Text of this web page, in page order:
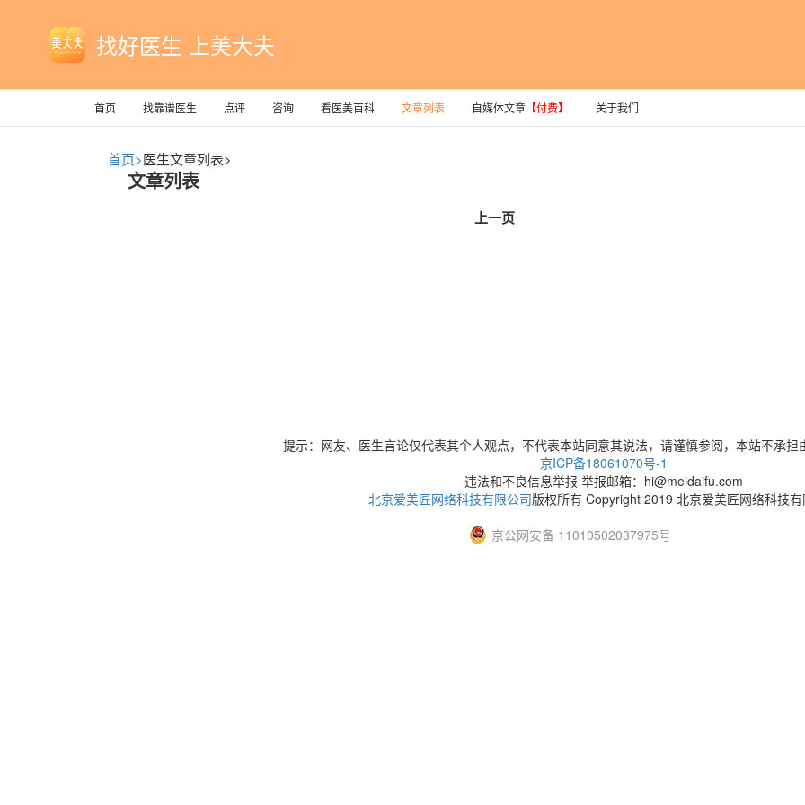
找好医生 上美大夫
首页 找靠谱医生 点评 咨询 看医美百科 文章列表 自媒体文章 【付费】 关于我们
首页>医生文章列表>
文章列表
上一页
提示：网友、医生言论仅代表其个人观点，不代表本站同意其说法，请谨慎参阅，本站不承担
京ICP备18061070号-1
违法和不良信息举报 举报邮箱：hi@meidaifu.com
北京爱美匠网络科技有限公司版权所有 Copyright 2019 北京爱美匠网络科技
京公网安备 11010502037975号